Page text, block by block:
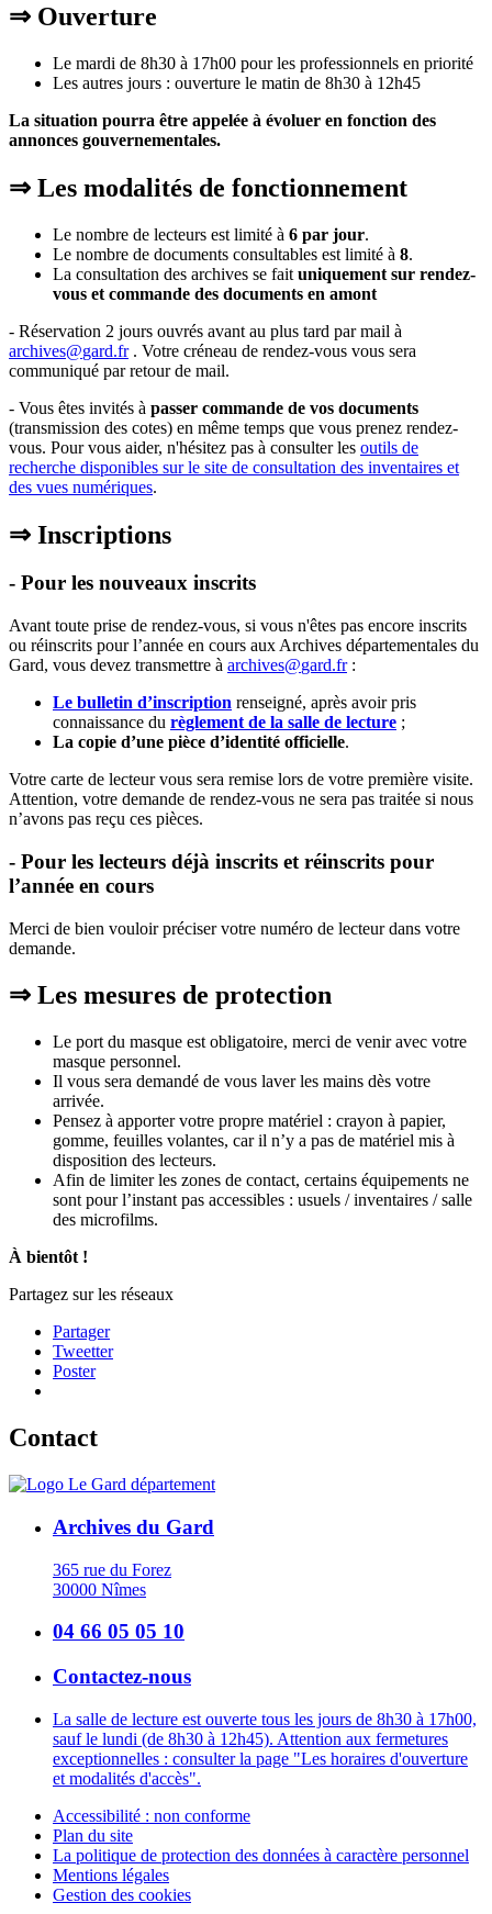
⇒ Ouverture
Le mardi de 8h30 à 17h00 pour les professionnels en priorité
Les autres jours : ouverture le matin de 8h30 à 12h45
La situation pourra être appelée à évoluer en fonction des
annonces gouvernementales.
⇒ Les modalités de fonctionnement
Le nombre de lecteurs est limité à 6 par jour.
Le nombre de documents consultables est limité à 8.
La consultation des archives se fait uniquement sur rendez-
vous et commande des documents en amont
- Réservation 2 jours ouvrés avant au plus tard par mail à
archives@gard.fr. Votre créneau de rendez-vous vous sera
communiqué par retour de mail.
- Vous êtes invités à passer commande de vos documents
(transmission des cotes) en même temps que vous prenez rendez-
vous. Pour vous aider, n'hésitez pas à consulter les outils de
recherche disponibles sur le site de consultation des inventaires et
des vues numériques.
⇒ Inscriptions
- Pour les nouveaux inscrits
Avant toute prise de rendez-vous, si vous n'êtes pas encore inscrits
ou réinscrits pour l’année en cours aux Archives départementales du
Gard, vous devez transmettre à archives@gard.fr:
Le bulletin d’inscription renseigné, après avoir pris
connaissance du règlement de la salle de lecture ;
La copie d’une pièce d’identité officielle.
Votre carte de lecteur vous sera remise lors de votre première visite.
Attention, votre demande de rendez-vous ne sera pas traitée si nous
n’avons pas reçu ces pièces.
- Pour les lecteurs déjà inscrits et réinscrits pour
l’année en cours
Merci de bien vouloir préciser votre numéro de lecteur dans votre
demande.
⇒ Les mesures de protection
Le port du masque est obligatoire, merci de venir avec votre
masque personnel.
Il vous sera demandé de vous laver les mains dès votre
arrivée.
Pensez à apporter votre propre matériel : crayon à papier,
gomme, feuilles volantes, car il n’y a pas de matériel mis à
disposition des lecteurs.
Afin de limiter les zones de contact, certains équipements ne
sont pour l’instant pas accessibles : usuels / inventaires / salle
des microfilms.
À bientôt !
Partagez sur les réseaux
Partager
Tweetter
Poster
Contact
Archives du Gard
365 rue du Forez
30000 Nîmes
04 66 05 05 10
Contactez-nous
La salle de lecture est ouverte tous les jours de 8h30 à 17h00,
sauf le lundi (de 8h30 à 12h45). Attention aux fermetures
exceptionnelles : consulter la page "Les horaires d'ouverture
et modalités d'accès".
Accessibilité : non conforme
Plan du site
La politique de protection des données à caractère personnel
Mentions légales
Gestion des cookies